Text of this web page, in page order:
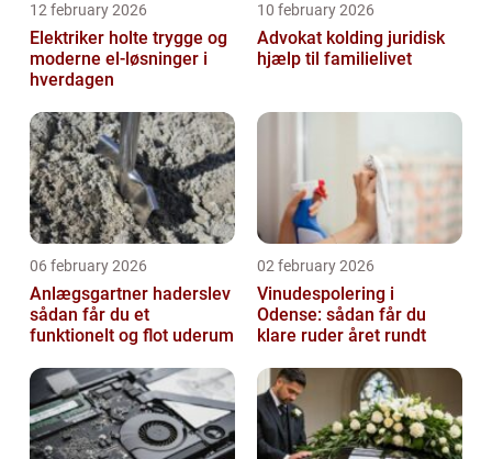
12 february 2026
Elektriker holte trygge og
moderne el-løsninger i
hverdagen
10 february 2026
Advokat kolding juridisk
hjælp til familielivet
06 february 2026
Anlægsgartner haderslev
sådan får du et
funktionelt og flot uderum
02 february 2026
Vinudespolering i
Odense: sådan får du
klare ruder året rundt